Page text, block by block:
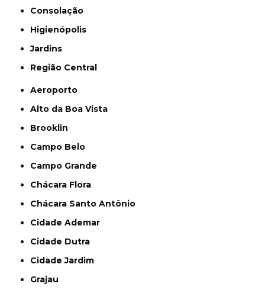
Consolação
Higienópolis
Jardins
Região Central
Aeroporto
Alto da Boa Vista
Brooklin
Campo Belo
Campo Grande
Chácara Flora
Chácara Santo Antônio
Cidade Ademar
Cidade Dutra
Cidade Jardim
Grajau